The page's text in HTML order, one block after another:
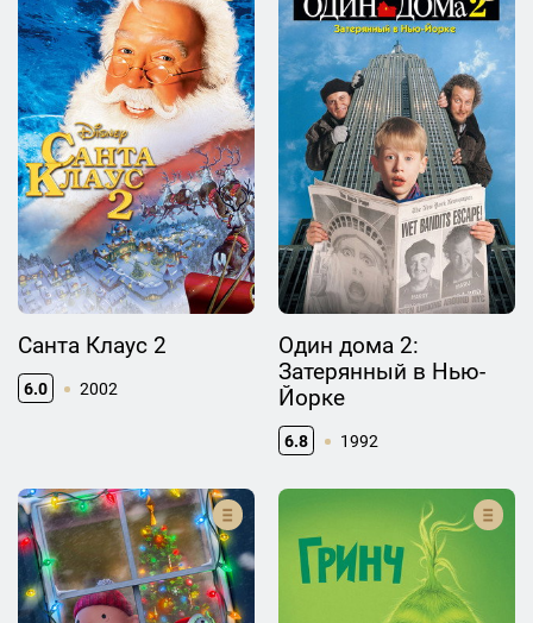
Санта Клаус 2
6.0 2002
Один дома 2:
Затерянный в Нью-
Йорке
6.8 1992